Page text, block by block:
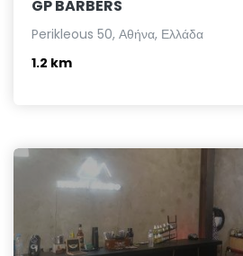
GP BARBERS
Perikleous 50, Αθήνα, Ελλάδα
1.2 km